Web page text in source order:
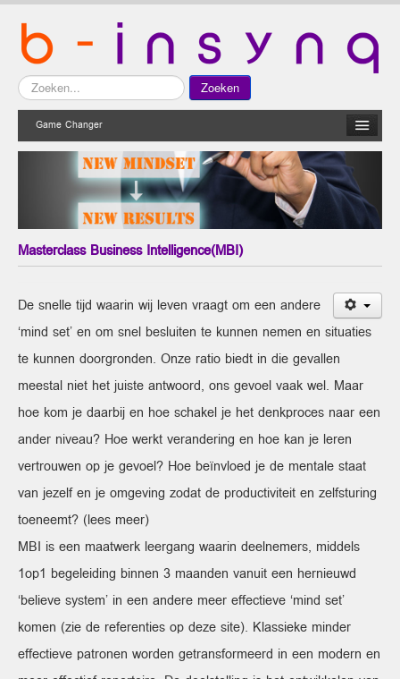
Zoeken... Zoeken
Game Changer
Masterclass Business Intelligence(MBI)
De snelle tijd waarin wij leven vraagt om een andere
‘mind set’ en om snel besluiten te kunnen nemen en situaties
te kunnen doorgronden. Onze ratio biedt in die gevallen
meestal niet het juiste antwoord, ons gevoel vaak wel. Maar
hoe kom je daarbij en hoe schakel je het denkproces naar een
ander niveau? Hoe werkt verandering en hoe kan je leren
vertrouwen op je gevoel? Hoe beïnvloed je de mentale staat
van jezelf en je omgeving zodat de productiviteit en zelfsturing
toeneemt? (lees meer)
MBI is een maatwerk leergang waarin deelnemers, middels
1op1 begeleiding binnen 3 maanden vanuit een hernieuwd
‘believe system’ in een andere meer effectieve ‘mind set’
komen (zie de referenties op deze site). Klassieke minder
effectieve patronen worden getransformeerd in een modern en